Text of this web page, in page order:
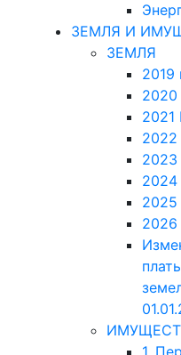
ЗЕМЛЯ И
ЗЕМЛЯ
2019
2026
1.